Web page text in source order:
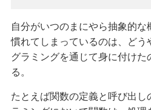
自分がいつのまにやら抽象的
慣れてしまっているのは、どう
グラミングを通じて身に付けた
る。
たとえば関数の定義と呼び出